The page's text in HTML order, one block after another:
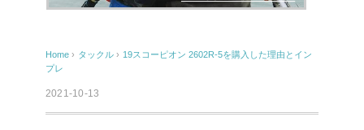
Home › タックル › 19スコーピオン 2602R-5を購入した理由とイン
プレ
2021-10-13